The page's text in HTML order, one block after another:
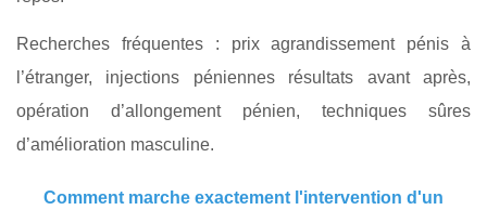
Recherches fréquentes : prix agrandissement pénis à
l’étranger, injections péniennes résultats avant après,
opération d’allongement pénien, techniques sûres
d’amélioration masculine.
Comment marche exactement l'intervention d'un